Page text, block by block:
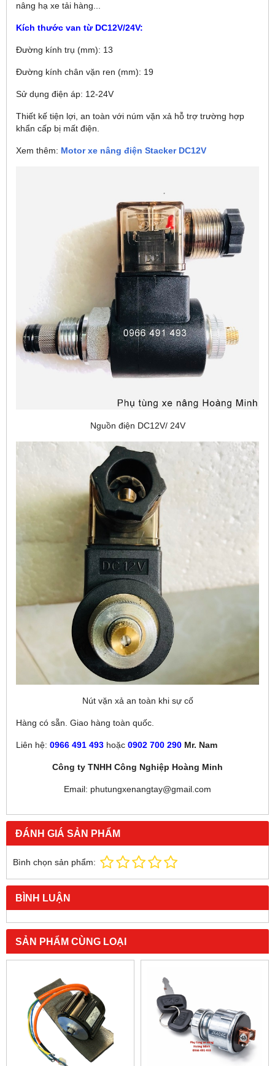
nâng hạ xe tải hàng...
Kích thước van từ DC12V/24V:
Đường kính trụ (mm): 13
Đường kính chân vặn ren (mm): 19
Sử dụng điện áp: 12-24V
Thiết kế tiện lợi, an toàn với núm vặn xả hỗ trợ trường hợp
khẩn cấp bị mất điện.
Xem thêm: Motor xe nâng điện Stacker DC12V
Nguồn điện DC12V/ 24V
Nút vặn xả an toàn khi sự cố
Hàng có sẵn. Giao hàng toàn quốc.
Liên hệ: 0966 491 493 hoặc 0902 700 290 Mr. Nam
Công ty TNHH Công Nghiệp Hoàng Minh
Email: phutungxenangtay@gmail.com
ĐÁNH GIÁ SẢN PHẨM
Bình chọn sản phẩm:
BÌNH LUẬN
SẢN PHẨM CÙNG LOẠI